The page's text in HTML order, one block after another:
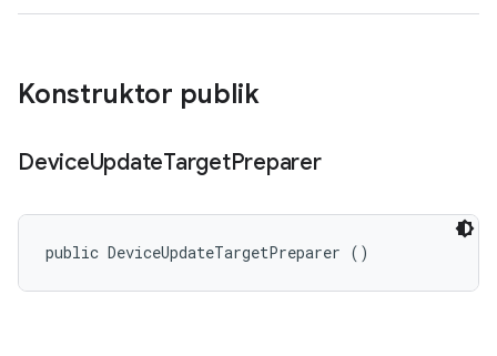
Konstruktor publik
DeviceUpdateTargetPreparer
public DeviceUpdateTargetPreparer ()